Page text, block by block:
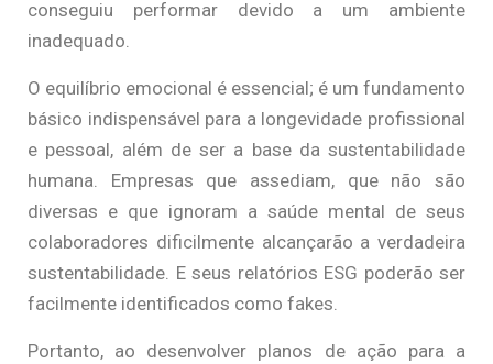
conseguiu performar devido a um ambiente
inadequado.
O equilíbrio emocional é essencial; é um fundamento
básico indispensável para a longevidade profissional
e pessoal, além de ser a base da sustentabilidade
humana. Empresas que assediam, que não são
diversas e que ignoram a saúde mental de seus
colaboradores dificilmente alcançarão a verdadeira
sustentabilidade. E seus relatórios ESG poderão ser
facilmente identificados como fakes.
Portanto, ao desenvolver planos de ação para a